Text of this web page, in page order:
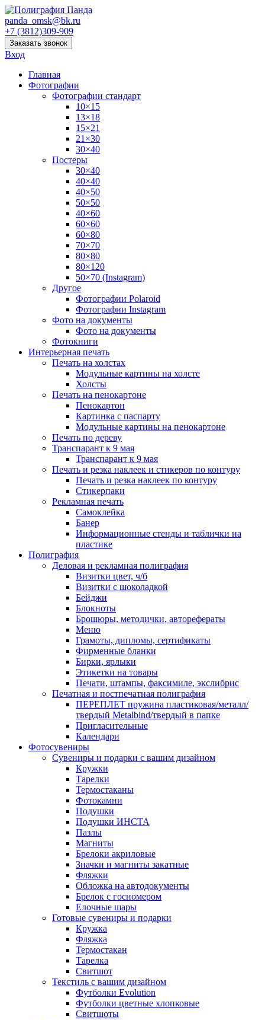
panda_omsk@bk.ru
+7 (3812)309-909
Заказать звонок
Вход
Главная
Фотографии
Фотографии стандарт
10×15
13×18
15×21
21×30
30×40
Постеры
30×40
40×40
40×50
50×50
40×60
60×60
60×80
70×70
80×80
80×120
50×70 (Instagram)
Другое
Фотографии Polaroid
Фотографии Instagram
Фото на документы
Фото на документы
Фотокниги
Интерьерная печать
Печать на холстах
Модульные картины на холсте
Холсты
Печать на пенокартоне
Пенокартон
Картинка с паспарту
Модульные картины на пенокартоне
Печать по дереву
Транспарант к 9 мая
Транспарант к 9 мая
Печать и резка наклеек и стикеров по контуру
Печать и резка наклеек по контуру
Стикерпаки
Рекламная печать
Самоклейка
Банер
Информационные стенды и таблички на
пластике
Полиграфия
Деловая и рекламная полиграфия
Визитки цвет, ч/б
Визитки с шоколадкой
Бейджи
Блокноты
Брошюры, методички, авторефераты
Меню
Грамоты, дипломы, сертификаты
Фирменные бланки
Бирки, ярлыки
Этикетки на товары
Печати, штампы, факсимиле, экслибрис
Печатная и постпечатная полиграфия
ПЕРЕПЛЕТ пружина пластиковая/металл/
твердый Metalbind/твердый в папке
Пригласительные
Календари
Фотосувениры
Сувениры и подарки с вашим дизайном
Кружки
Тарелки
Термостаканы
Фотокамни
Подушки
Подушки ИНСТА
Пазлы
Магниты
Брелоки акриловые
Значки и магниты закатные
Фляжки
Обложка на автодокументы
Брелок с госномером
Елочные шары
Готовые сувениры и подарки
Кружка
Фляжка
Термостакан
Тарелка
Свитшот
Текстиль с вашим дизайном
Футболки Evolution
Футболки цветные хлопковые
Свитшоты